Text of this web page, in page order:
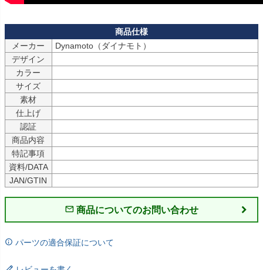
メーカー
Dynamoto（ダイナモト）
デザイン
カラー
サイズ
素材
仕上げ
認証
商品内容
特記事項
資料/DATA
JAN/GTIN
商品についてのお問い合わせ
パーツの適合保証について